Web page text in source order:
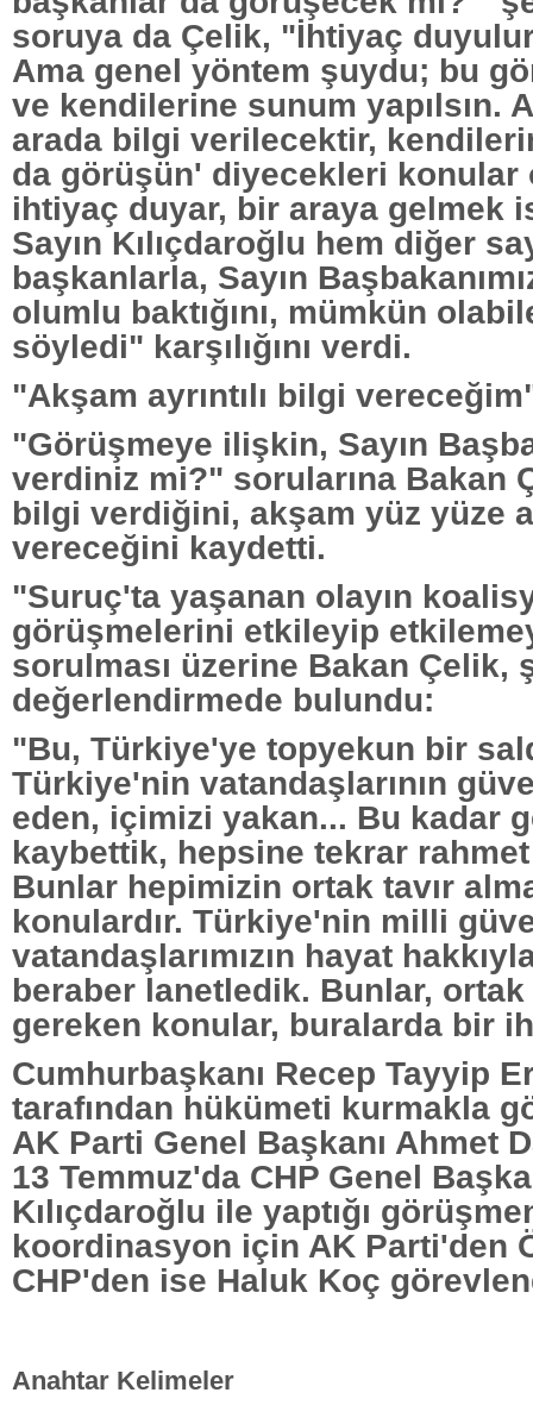
soruya da Çelik, "İhtiyaç
Ama genel yöntem şuydu; bu
ve kendilerine sunum yapılsın.
arada bilgi verilecektir,
da görüşün' diyecekleri konular
ihtiyaç duyar, bir araya gelmek
Sayın Kılıçdaroğlu hem diğer
başkanlarla, Sayın
olumlu baktığını, mümkün
söyledi" karşılığını verdi.
"Akşam ayrıntılı bilgi
"Görüşmeye ilişkin, Sayın
verdiniz mi?" sorularına Bakan
bilgi verdiğini, akşam yüz yüze
vereceğini kaydetti.
"Suruç'ta yaşanan olayın
görüşmelerini etkileyip
sorulması üzerine Bakan Çelik,
değerlendirmede bulundu:
"Bu, Türkiye'ye topyekun bir
Türkiye'nin vatandaşlarının
eden, içimizi yakan... Bu kadar
kaybettik, hepsine tekrar
Bunlar hepimizin ortak tavır
konulardır. Türkiye'nin milli
vatandaşlarımızın hayat
beraber lanetledik. Bunlar, ortak
gereken konular, buralarda bir
Cumhurbaşkanı Recep Tayyip
tarafından hükümeti kurmakla
AK Parti Genel Başkanı Ahmet
13 Temmuz'da CHP Genel
Kılıçdaroğlu ile yaptığı
koordinasyon için AK Parti'den
CHP'den ise Haluk Koç
Anahtar Kelimeler